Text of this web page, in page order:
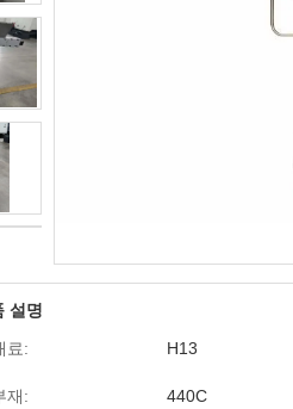
설명
료:
H13
재: 440C